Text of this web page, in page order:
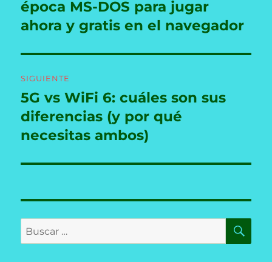
entradas
anterior:
época MS-DOS para jugar
ahora y gratis en el navegador
SIGUIENTE
Entrada
siguiente:
5G vs WiFi 6: cuáles son sus
diferencias (y por qué
necesitas ambos)
Buscar
por: